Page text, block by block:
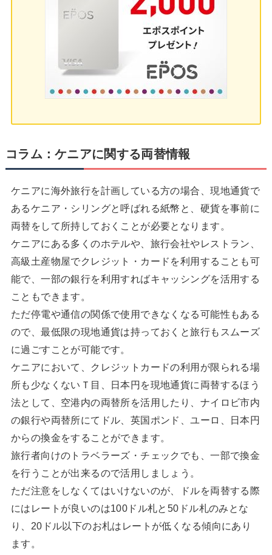
コラム：ケニアに関する両替情報
ケニアに海外旅行を計画している方の場合、現地通貨で
あるケニア・シリングと呼ばれる紙幣と、硬貨を事前に
両替をして所持しておくことが必要となります。
ケニアにある多くのホテルや、旅行会社やレストラン、
高級土産物屋でクレジット・カードを利用することも可
能で、一部の銀行を利用すればキャッシングを活用する
こともできます。
ただ停電や通信の関係で使用できなくなる可能性もある
ので、最低限の現地通貨は持っておくと旅行もスムーズ
に過ごすことが可能です。
ケニアにおいて、クレジットカードの利用が限られる場
所も少なくないＴ目、日本円を現地通貨に両替するほう
法として、空港内の両替所を活用したり、ナイロビ市内
の銀行や両替所にてドル、英国ポンド、ユーロ、日本円
からの換金をすることができます。
旅行者向けのトラベラーズ・チェックでも、一部で換金
を行うことが出来るので活用しましょう。
ただ注意をしなくてはいけないのが、ドルを両替する際
にはレートが良いのは100ドル札と50ドル札のみとな
り、20ドル以下のお札はレートが低くなる傾向にあり
ます。